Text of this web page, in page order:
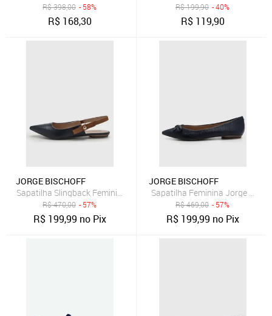
R$398,00 - 58%
R$ 168,30
R$199,90 - 40%
R$ 119,90
JORGE BISCHOFF
Sapatilha Slingback Feminina Jorge Bischoff Azul Marinho
R$470,00 - 57%
R$ 199,99 no Pix
JORGE BISCHOFF
Sapatilha Feminina Jorge
R$469,00 - 57%
R$ 199,99 no Pix